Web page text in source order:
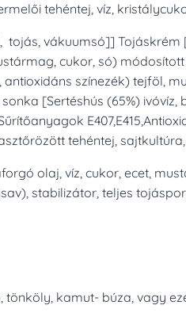
tehéntej, víz,
tojás, vákuumsó]]
cukor, só)
színezék) tejföl,
[Sertéshús (65%)
tehéntej,
olaj, víz, cukor, ecet,
stabilizátor, teljes
kamut- búza, vagy